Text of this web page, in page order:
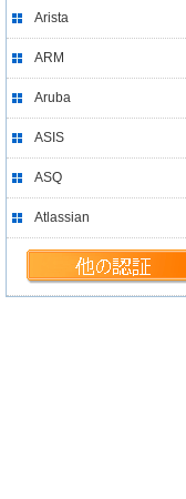
Arista
ARM
Aruba
ASIS
ASQ
Atlassian